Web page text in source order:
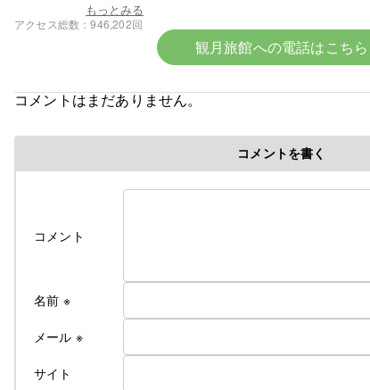
☆令和8年6月中旬より宿泊料金の改定となります☆
令和８年６初旬作成
料金改定のお知らせ
ついに、ついに当旅館でも満を持して各部屋に
冷房付きエアコンをご用意できました！
使用できるようになってから値上げとなります
もっとみる
アクセス総数 946,202回
観月旅館への電話はこちら
コメントはまだありません。
コメントを書く
コメント
名前 ※
メール ※
サイト